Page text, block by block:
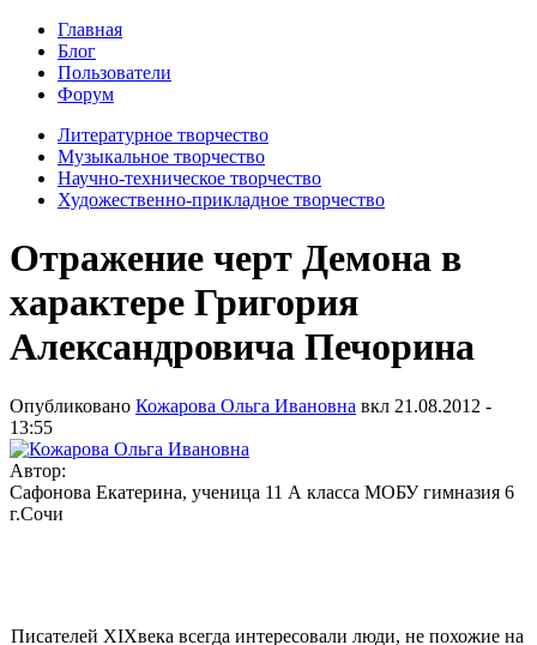
Главная
Блог
Пользователи
Форум
Литературное творчество
Музыкальное творчество
Научно-техническое творчество
Художественно-прикладное творчество
Отражение черт Демона в
характере Григория
Александровича Печорина
Опубликовано Кожарова Ольга Ивановна вкл 21.08.2012 -
13:55
Автор:
Сафонова Екатерина, ученица 11 А класса МОБУ гимназия 6
г.Сочи
XIXвека всегда интересовали люди, не похожие на